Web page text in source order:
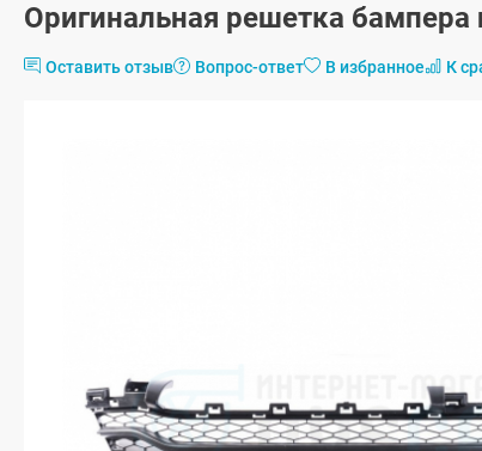
Оригинальная решетка
Оставить отзыв Вопрос-ответ В избранное К